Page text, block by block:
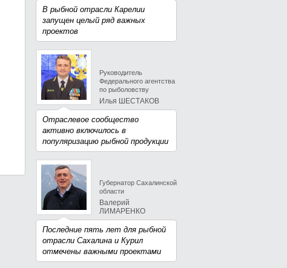
В рыбной отрасли Карелии
запущен целый ряд важных
проектов
Руководитель
Федерального агентства
по рыболовству
Илья ШЕСТАКОВ
Отраслевое сообщество
активно включилось в
популяризацию рыбной продукции
Губернатор Сахалинской
области
Валерий
ЛИМАРЕНКО
Последние пять лет для рыбной
отрасли Сахалина и Курил
отмечены важными проектами